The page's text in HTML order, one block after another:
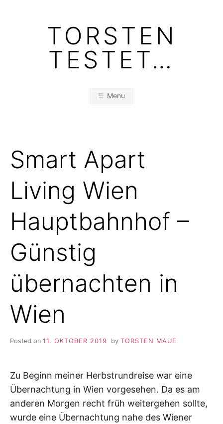
TORSTEN
TESTET…
Menu
Smart Apart
Living Wien
Hauptbahnhof –
Günstig
übernachten in
Wien
Posted on 11. OKTOBER 2019 by TORSTEN MAUE
Zu Beginn meiner Herbstrundreise war eine
Übernachtung in Wien vorgesehen. Da es am
anderen Morgen recht früh weitergehen sollte,
wurde eine Übernachtung nahe des Wiener